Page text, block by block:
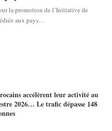
la promotion de l’Initiative de
aux pays…
accélèrent leur activité au
2026… Le trafic dépasse 148